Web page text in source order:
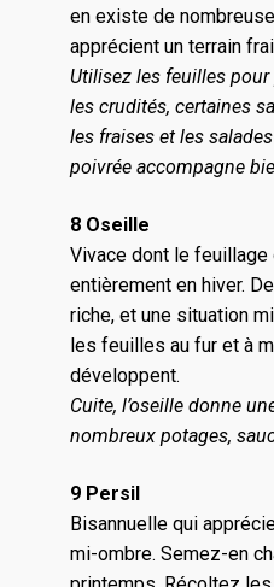
en existe de
apprécient un terrain
Utilisez les feuilles
les crudités, certaines
les fraises et les
poivrée accompagne
8 Oseille
Vivace dont le
entièrement en hiver.
riche, et une situation
les feuilles au fur et à
développent.
Cuite, l’oseille donne
nombreux potages,
9 Persil
Bisannuelle qui
mi-ombre. Semez-en